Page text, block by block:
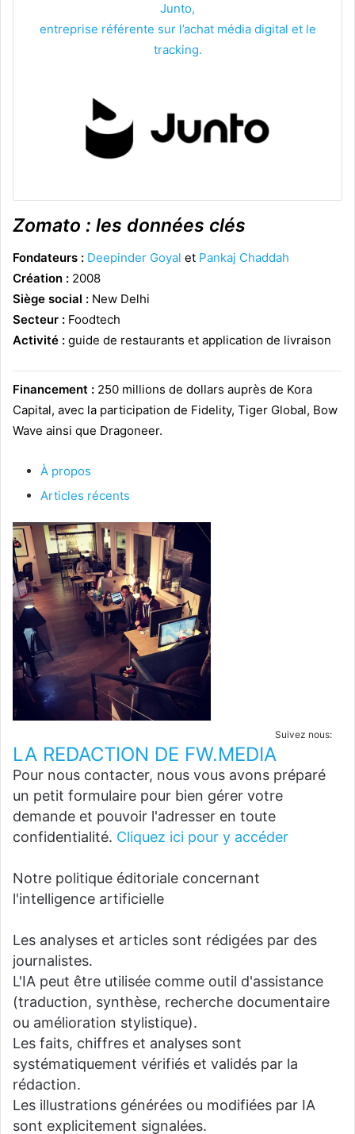
Junto,
entreprise référente sur l’achat média digital et le
tracking.
Zomato : les données clés
Fondateurs : Deepinder Goyal et Pankaj Chaddah
Création : 2008
Siège social : New Delhi
Secteur : Foodtech
Activité : guide de restaurants et application de livraison
Financement : 250 millions de dollars auprès de Kora
Capital, avec la participation de Fidelity, Tiger Global, Bow
Wave ainsi que Dragoneer.
À propos
Articles récents
Suivez nous:
LA REDACTION DE FW.MEDIA
Pour nous contacter, nous vous avons préparé
un petit formulaire pour bien gérer votre
demande et pouvoir l'adresser en toute
confidentialité. Cliquez ici pour y accéder
Notre politique éditoriale concernant
l'intelligence artificielle
Les analyses et articles sont rédigées par des
journalistes.
L'IA peut être utilisée comme outil d'assistance
(traduction, synthèse, recherche documentaire
ou amélioration stylistique).
Les faits, chiffres et analyses sont
systématiquement vérifiés et validés par la
rédaction.
Les illustrations générées ou modifiées par IA
sont explicitement signalées.